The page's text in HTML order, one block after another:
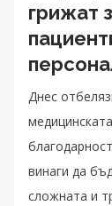
грижат
Днес
винаги да
сложната и